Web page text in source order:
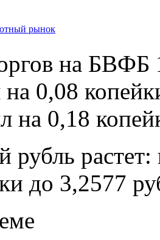
рынок
на БВФБ
0,08
на 0,18
рубль
до 3,2577